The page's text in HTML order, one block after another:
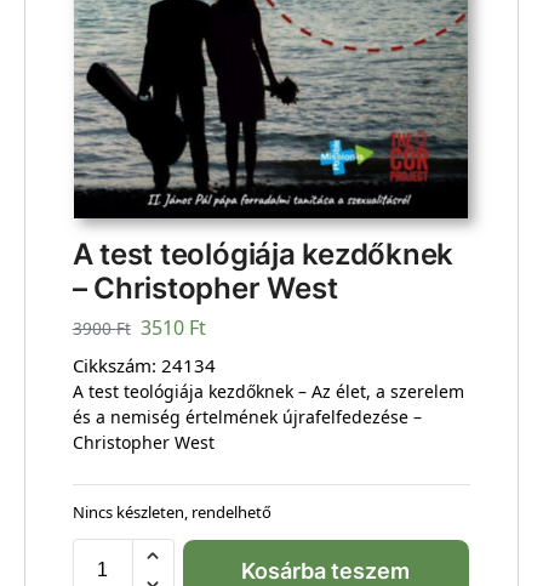
A test teológiája kezdőknek
– Christopher West
3900Ft 3510 Ft
Cikkszám: 24134
A test teológiája kezdőknek – Az élet, a szerelem
és a nemiség értelmének újrafelfedezése –
Christopher West
Nincs készleten, rendelhető
Kosárba teszem